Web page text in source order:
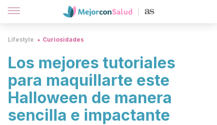
Lifestyle Curiosidades
Los mejores tutoriales
para maquillarte este
Halloween de manera
sencilla e impactante